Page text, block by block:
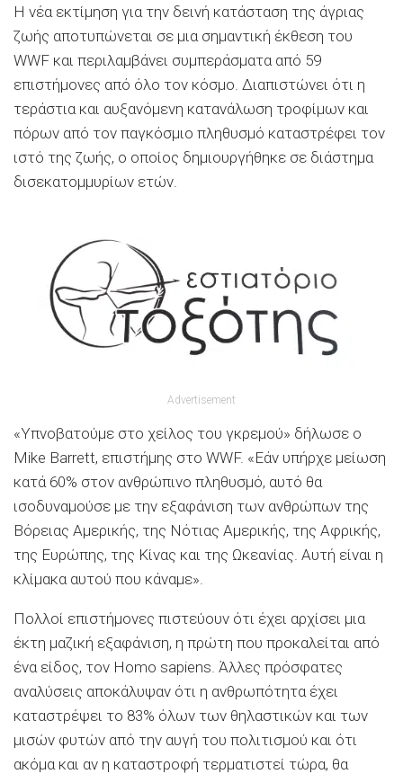
Η νέα εκτίμηση για την δεινή κατάσταση της άγριας
ζωής αποτυπώνεται σε μια σημαντική έκθεση του
WWF και περιλαμβάνει συμπεράσματα από 59
επιστήμονες από όλο τον κόσμο. Διαπιστώνει ότι η
τεράστια και αυξανόμενη κατανάλωση τροφίμων και
πόρων από τον παγκόσμιο πληθυσμό καταστρέφει τον
ιστό της ζωής, ο οποίος δημιουργήθηκε σε διάστημα
δισεκατομμυρίων ετών.
Advertisement
«Υπνοβατούμε στο χείλος του γκρεμού» δήλωσε ο
Mike Barrett, επιστήμης στο WWF. «Εάν υπήρχε μείωση
κατά 60% στον ανθρώπινο πληθυσμό, αυτό θα
ισοδυναμούσε με την εξαφάνιση των ανθρώπων της
Βόρειας Αμερικής, της Νότιας Αμερικής, της Αφρικής,
της Ευρώπης, της Κίνας και της Ωκεανίας. Αυτή είναι η
κλίμακα αυτού που κάναμε».
Πολλοί επιστήμονες πιστεύουν ότι έχει αρχίσει μια
έκτη μαζική εξαφάνιση, η πρώτη που προκαλείται από
ένα είδος, τον Homo sapiens. Άλλες πρόσφατες
αναλύσεις αποκάλυψαν ότι η ανθρωπότητα έχει
καταστρέψει το 83% όλων των θηλαστικών και των
μισών φυτών από την αυγή του πολιτισμού και ότι
ακόμα και αν η καταστροφή τερματιστεί τώρα, θα